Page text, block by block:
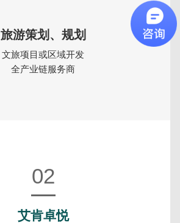
旅游策划、规划
文旅项目或区域开发
全产业链服务商
02
艾肯卓悦